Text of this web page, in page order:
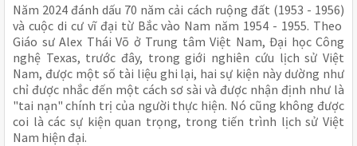
Năm 2024 đánh dấu 70 năm cải cách ruộng đất (1953 - 1956)
và cuộc di cư vĩ đại từ Bắc vào Nam năm 1954 - 1955. Theo
Giáo sư Alex Thái Võ ở Trung tâm Việt Nam, Đại học Công
nghệ Texas, trước đây, trong giới nghiên cứu lịch sử Việt
Nam, được một số tài liệu ghi lại, hai sự kiện này dường như
chỉ được nhắc đến một cách sơ sài và được nhận định như là
"tai nạn" chính trị của người thực hiện. Nó cũng không được
coi là các sự kiện quan trọng, trong tiến trình lịch sử Việt
Nam hiện đại.